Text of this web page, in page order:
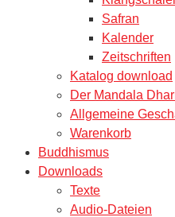
Safran
Kalender
Zeitschriften
Katalog download
Der Mandala
Allgemeine
Warenkorb
Buddhismus
Downloads
Texte
Audio-Dateien